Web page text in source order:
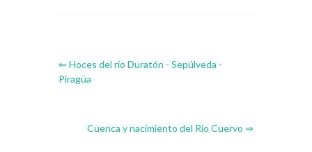
⇐ Hoces del río Duratón - Sepúlveda -
Piragüa
Cuenca y nacimiento del Río Cuervo ⇒